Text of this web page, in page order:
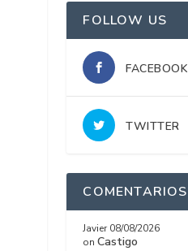
FOLLOW US
FACEBOOK
TWITTER
COMENTARIOS
Javier 08/08/2026
onCastigo